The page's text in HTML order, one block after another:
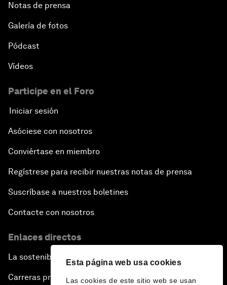
Esta página web usa cookies
Las cookies de este sitio web se usan
Notas de prensa
Galería de fotos
Pódcast
Vídeos
Participe en el Foro
Iniciar sesión
Asóciese con nosotros
Conviértase en miembro
Regístrese para recibir nuestras notas de prensa
Suscríbase a nuestros boletines
Contacte con nosotros
Enlaces directos
La sostenibilidad en el Foro
Carreras profesionales